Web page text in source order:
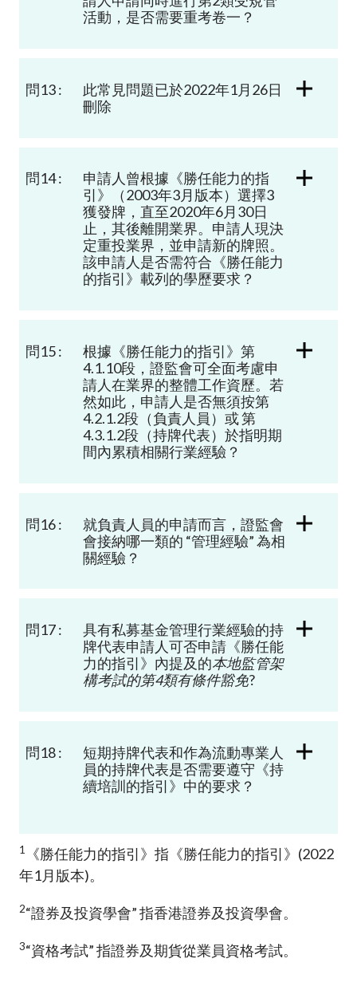
活動，是否需要重考卷一？
問13 :
此常見問題已於2022年1月26日
刪除
問14 : 申請人曾根據《勝任能力的指
引》（2003年3月版本）選擇3
獲發牌，直至2020年6月 30日
止，其後離開業界。 申請人現決
定重投業界 ， 並申請新的牌照。
該申請人是否需符合 《勝任能力
的指引》載列的學歷要求？
問15 :
根據《勝任能力的指引》第
4.1.10段，證監會可全面考慮申
請人在業界的整體工作資歷。若
然如此， 申請人是否無須按第
4.2.1.2段（負責人員）或第
4.3.1.2段（持牌代表）於指明期
間內累積相關行業經驗？
問16 : 就負責人員的申請而言， 證監會
會接納哪一類的 “管理經驗”為相
關經驗 ？
問17 :
具有私募基金管理行業經驗的持
牌代表申請人可否申請《勝任能
力的指引》內提及的本地監管架
構考試的第4類有條件豁免?
問18 :
短期持牌代表和作為流動專業人
員的持牌代表是否需要遵守《持
續培訓的指引》中的要求？
1
《勝任能力的指引》指《勝任能力的指引》(2022
年1月版本)。
2“證券及投資學會” 指香港證券及投資學會。
3“資格考試” 指證券及期貨從業員資格考試。